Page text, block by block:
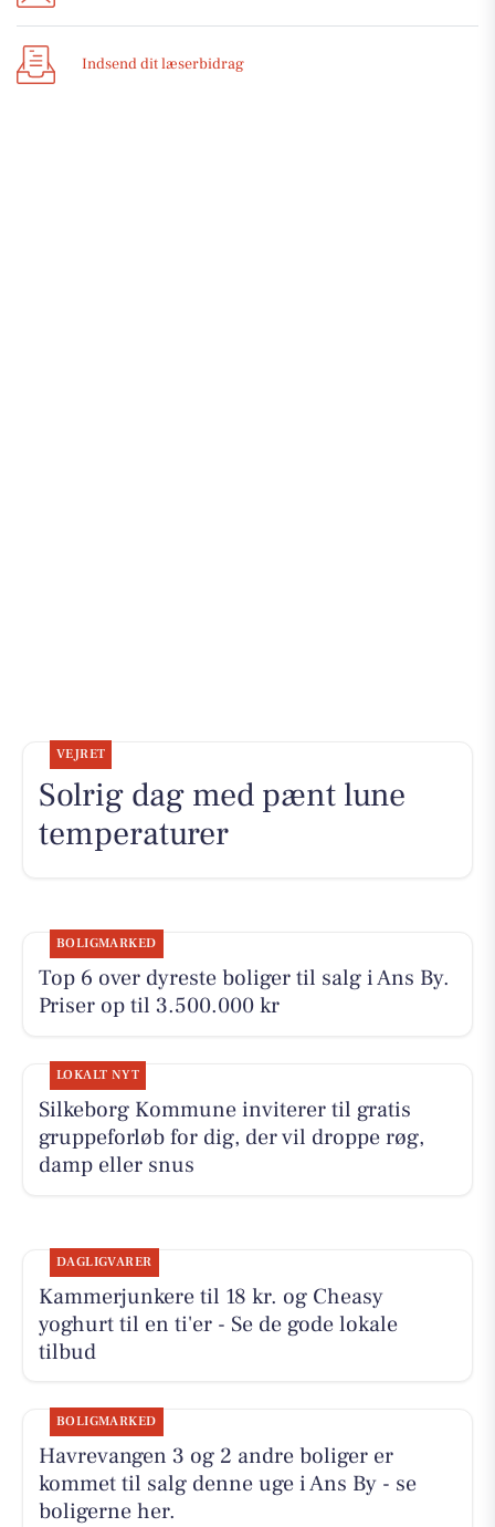
Indsend dit læserbidrag
VEJRET
Solrig dag med pænt lune
temperaturer
BOLIGMARKED
Top 6 over dyreste boliger til salg i Ans By.
Priser op til 3.500.000 kr
LOKALT NYT
Silkeborg Kommune inviterer til gratis
gruppeforløb for dig, der vil droppe røg,
damp eller snus
DAGLIGVARER
Kammerjunkere til 18 kr. og Cheasy
yoghurt til en ti'er - Se de gode lokale
tilbud
BOLIGMARKED
Havrevangen 3 og 2 andre boliger er
kommet til salg denne uge i Ans By - se
boligerne her.